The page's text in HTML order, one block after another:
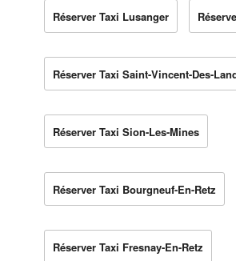
Réserver Taxi Lusanger
Réserver Taxi Saint-Vincent-Des-
Réserver Taxi Sion-Les-Mines
Réserver Taxi Bourgneuf-En-Retz
Réserver Taxi Fresnay-En-Retz